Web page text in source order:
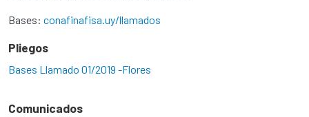
Bases: conafinafisa.uy/llamados
Pliegos
Bases Llamado 01/2019 -Flores
Comunicados